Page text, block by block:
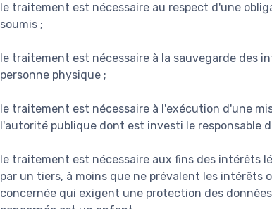
le traitement est nécessaire au respect d'une
soumis ;
le traitement est nécessaire à la sauvegarde des
personne physique ;
le traitement est nécessaire à l'exécution d'une
l'autorité publique dont est investi le responsable
le traitement est nécessaire aux fins des intérêts
par un tiers, à moins que ne prévalent les
concernée qui exigent une protection des